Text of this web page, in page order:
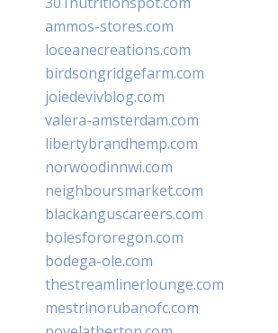
ammos-stores.com
loceanecreations.com
birdsongridgefarm.com
joiedevivblog.com
valera-amsterdam.com
libertybrandhemp.com
norwoodinnwi.com
neighboursmarket.com
blackanguscareers.com
bolesfororegon.com
bodega-ole.com
thestreamlinerlounge.com
mestrinorubanofc.com